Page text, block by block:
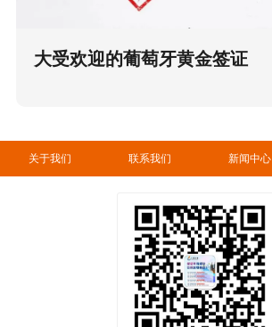
大受欢迎的葡萄牙黄金签证
关于我们 联系我们 新闻中心